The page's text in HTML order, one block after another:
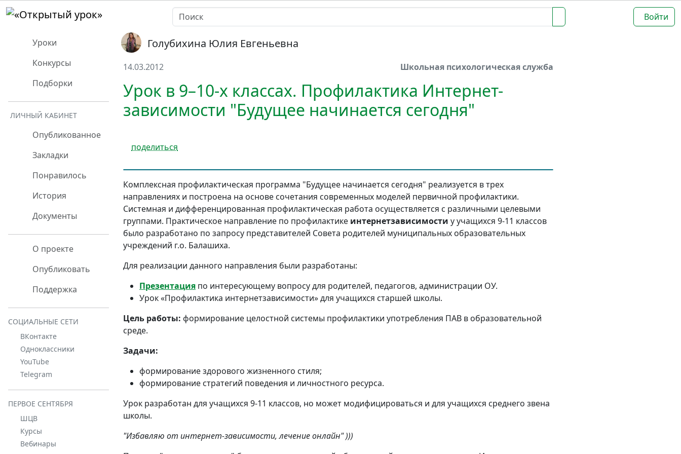
Войти
Уроки
Конкурсы
Подборки
ЛИЧНЫЙ КАБИНЕТ
Опубликованное
Закладки
Понравилось
История
Документы
О проекте
Опубликовать
Поддержка
СОЦИАЛЬНЫЕ СЕТИ
ВКонтакте
Одноклассники
YouTube
Telegram
ПЕРВОЕ СЕНТЯБРЯ
ШЦВ
Курсы
Вебинары
Голубихина Юлия Евгеньевна
14.03.2012 Школьная психологическая служба
Урок в 9–10-х классах. Профилактика Интернет-
зависимости "Будущее начинается сегодня"
поделиться
Комплексная профилактическая программа "Будущее начинается сегодня" реализуется в трех
направлениях и построена на основе сочетания современных моделей первичной профилактики.
Системная и дифференцированная профилактическая работа осуществляется с различными целевыми
группами. Практическое направление по профилактике интернетзависимости у учащихся 9-11 классов
было разработано по запросу представителей Совета родителей муниципальных образовательных
учреждений г.о. Балашиха.
Для реализации данного направления были разработаны:
Презентация по интересующему вопросу для родителей, педагогов, администрации ОУ.
Урок «Профилактика интернетзависимости» для учащихся старшей школы.
Цель работы: формирование целостной системы профилактики употребления ПАВ в образовательной
среде.
Задачи:
формирование здорового жизненного стиля;
формирование стратегий поведения и личностного ресурса.
Урок разработан для учащихся 9-11 классов, но может модифицироваться и для учащихся среднего звена
школы.
"Избавляю от интернет-зависимости, лечение онлайн" )))